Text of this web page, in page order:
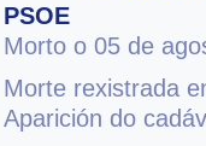
PSOE
Morto o 05 de
Morte rexistrada
Aparición do